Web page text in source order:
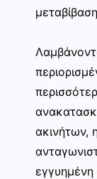
ακινήτων,
εγγυημένη